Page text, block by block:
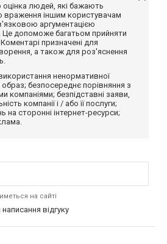
оцінка людей, які бажають
враження іншим користувачам
аргументацією
Це допоможе багатьом прийняти
призначені для
а також для роз'яснення
ненормативної
безпосереднє порівняння з
компаніями; безпідставні заяви,
компанії і / або її послуги;
на сторонні інтернет-ресурси;
на сайті
відгуку